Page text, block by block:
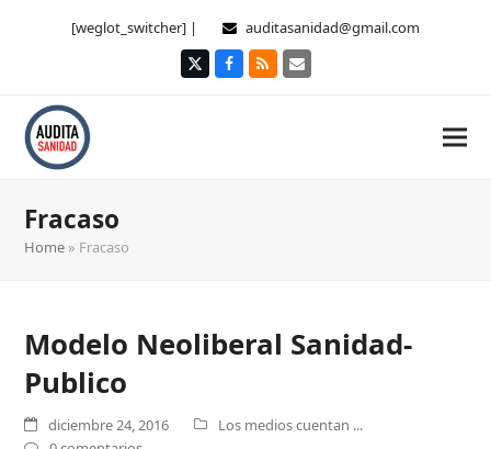
[weglot_switcher] | auditasanidad@gmail.com
TwitterFacebook
RSS Correo
Fracaso
Home » Fracaso
Modelo Neoliberal Sanidad-
Publico
diciembre 24, 2016
Los medios cuentan ...